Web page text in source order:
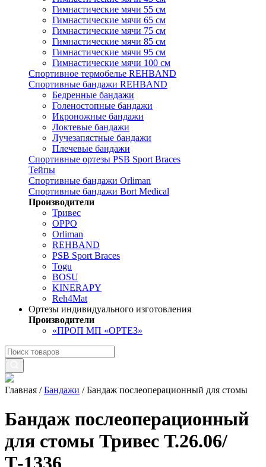
Гимнастические мячи 55 см
Гимнастические мячи 65 см
Гимнастические мячи 75 см
Гимнастические мячи 85 см
Гимнастические мячи 95 см
Гимнастические мячи 100 см
Спортивное термобелье REHBAND
Спортивные бандажи REHBAND
Бедренные бандажи
Голеностопные бандажи
Икроножные бандажи
Локтевые бандажи
Лучезапястные бандажи
Плечевые бандажи
Спортивные ортезы PSB Sport Braces
Тейпы
Спортивные бандажи Orliman
Спортивные бандажи Bort Medical
Производители
Тривес
OPPO
Orliman
REHBAND
PSB Sport Braces
Togu
BOSU
KINERAPY
Reh4Mat
Ортезы индивидуального изготовления
Производители
«ПРОП МП «ОРТЕЗ»
Главная /Бандажи /Бандаж послеоперационный для стомы
Бандаж послеоперационный
для стомы Тривес Т.26.06/